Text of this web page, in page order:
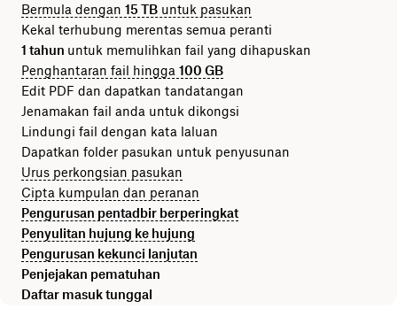
Bermula dengan 15 TB untuk pasukan
Kekal terhubung merentas semua peranti
1 tahun untuk memulihkan fail yang dihapuskan
Penghantaran fail hingga 100 GB
Edit PDF dan dapatkan tandatangan
Jenamakan fail anda untuk dikongsi
Lindungi fail dengan kata laluan
Dapatkan folder pasukan untuk penyusunan
Urus perkongsian pasukan
Cipta kumpulan dan peranan
Pengurusan pentadbir berperingkat
Penyulitan hujung ke hujung
Pengurusan kekunci lanjutan
Penjejakan pematuhan
Daftar masuk tunggal